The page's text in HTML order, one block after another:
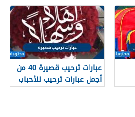
عبارات ترحيب قصيرة 40 من
أجمل عبارات ترحيب للأحباب
والأصدقاء 2026